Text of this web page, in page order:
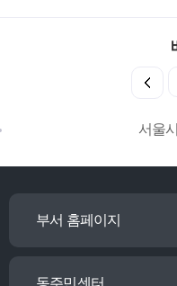
서울
부서 홈페이지
동주민센터